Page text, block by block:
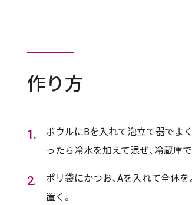
作り方
ボウルにBを入れて泡立て器でよ
ったら冷水を加えて混ぜ、冷蔵庫
ポリ袋にかつお、Aを入れて全体
置く。